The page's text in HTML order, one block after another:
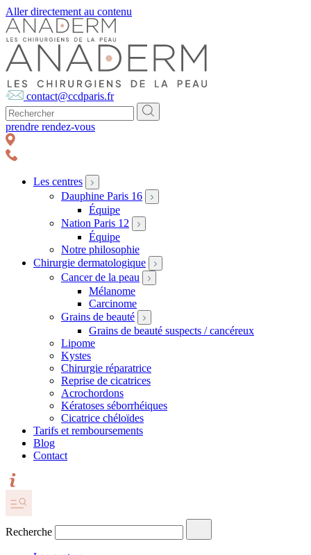
Aller directement au contenu
contact@ccdparis.fr
prendre rendez-vous
Les centres
Dauphine Paris 16
Équipe
Nation Paris 12
Équipe
Notre philosophie
Chirurgie dermatologique
Cancer de la peau
Mélanome
Carcinome
Grains de beauté
Grains de beauté suspects / cancéreux
Lipome
Kystes
Chirurgie réparatrice
Reprise de cicatrices
Acrochordons
Kératoses séborrhéiques
Cicatrice chéloïdes
Tarifs et remboursements
Blog
Contact
Recherche